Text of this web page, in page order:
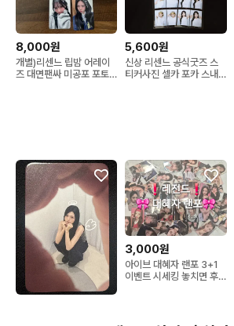
8,000원
개별)리센느 립밤 어레이
즈 대면팬싸 미공포 포토
5,600원
신상 리센느 공식굿즈 스
티커사진 셀카 포카 스내
3,000원
아이브 대혜자 랜포 3+1
이벤트 시세킹 놓치면 후